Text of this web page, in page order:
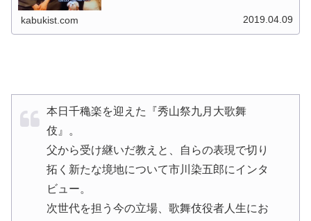
kabukist.com 2019.04.09
本日千穐楽を迎えた『秀山祭九月大歌舞
伎』。
父から受け継いだ教えと、自らの表現で切り
拓く新たな境地について市川染五郎にインタ
ビュー。
次世代を担う今の立場、歌舞伎役者人生にお